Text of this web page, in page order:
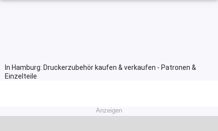
In Hamburg: Druckerzubehör kaufen & verkaufen - Patronen &
Einzelteile
Anzeigen